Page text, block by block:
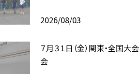
2026/08/03
７月３１日（金）関東・全国大
会